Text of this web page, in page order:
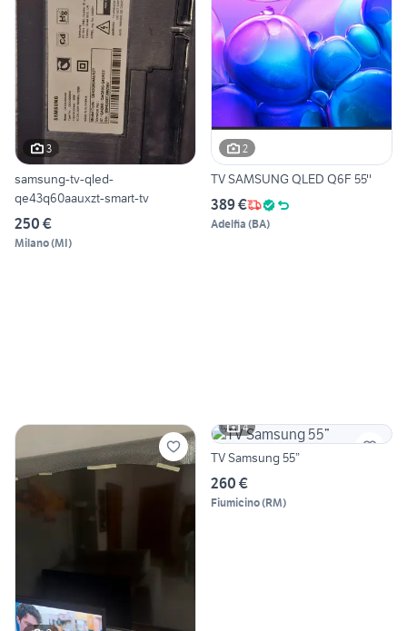
3
samsung-tv-qled-
qe43q60aauxzt-smart-tv
250 €
Milano(MI)
2
TV SAMSUNG QLED Q6F 55''
389 €
Adelfia (BA)
4
TV Samsung 55”
260 €
Fiumicino(RM)